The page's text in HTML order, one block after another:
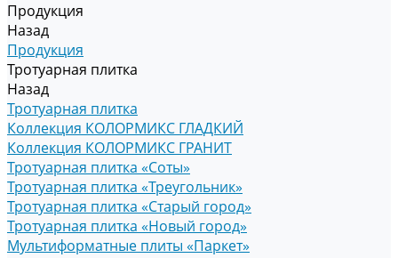
Продукция
Назад
Продукция
Тротуарная плитка
Назад
Тротуарная плитка
Коллекция КОЛОРМИКС ГЛАДКИЙ
Коллекция КОЛОРМИКС ГРАНИТ
Тротуарная плитка «Соты»
Тротуарная плитка «Треугольник»
Тротуарная плитка «Старый город»
Тротуарная плитка «Новый город»
Мультиформатные плиты «Паркет»